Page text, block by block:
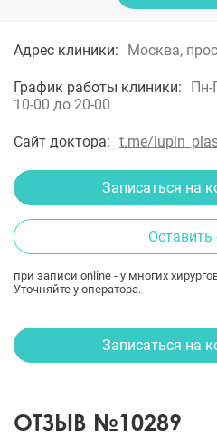
Адрес клиники: Москва,
График работы клиники:
Пн-
10-00 до 20-00
Сайт доктора: t.me/
Записаться на
Оставить
при записи online - у многих
Уточняйте у оператора.
Записаться на
ОТЗЫВ №10289